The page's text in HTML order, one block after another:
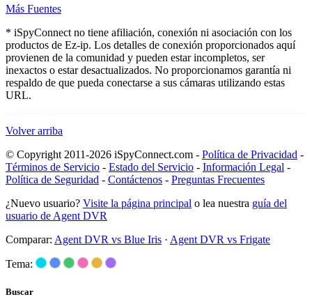
Más Fuentes
* iSpyConnect no tiene afiliación, conexión ni asociación con los
productos de Ez-ip. Los detalles de conexión proporcionados aquí
provienen de la comunidad y pueden estar incompletos, ser
inexactos o estar desactualizados. No proporcionamos garantía ni
respaldo de que pueda conectarse a sus cámaras utilizando estas
URL.
Volver arriba
© Copyright 2011-2026 iSpyConnect.com - Política de Privacidad -
Términos de Servicio - Estado del Servicio - Información Legal -
Política de Seguridad - Contáctenos - Preguntas Frecuentes
¿Nuevo usuario? Visite la página principal o lea nuestra guía del
usuario de Agent DVR
Comparar: Agent DVR vs Blue Iris · Agent DVR vs Frigate
Tema:
Buscar